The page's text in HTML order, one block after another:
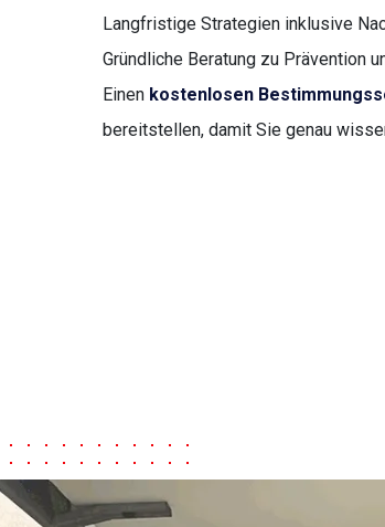
Langfristige Strategien inklusive
Gründliche Beratung zu Prävention
Einen kostenlosen
bereitstellen, damit Sie genau